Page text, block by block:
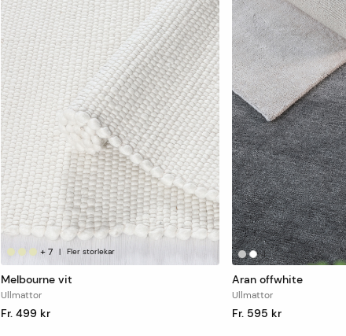
+7 | Fler storlekar
Melbourne vit
Ullmattor
Fr. 499 kr
|
Aran offwhite
Ullmattor
Fr. 595 kr